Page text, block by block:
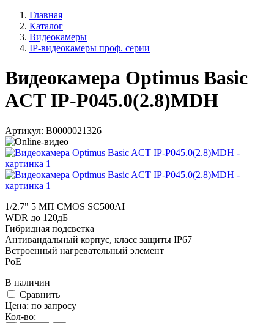
Главная
Каталог
Видеокамеры
IP-видеокамеры проф. серии
Видеокамера Optimus Basic
ACT IP-P045.0(2.8)MDH
Артикул: В0000021326
1/2.7" 5 МП CMOS SC500AI
WDR до 120дБ
Гибридная подсветка
Антивандальный корпус, класс защиты IР67
Встроенный нагревательный элемент
PoE
В наличии
Cравнить
Цена: по запросу
Кол-во: